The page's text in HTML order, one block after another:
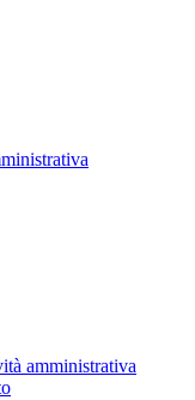
amministrativa